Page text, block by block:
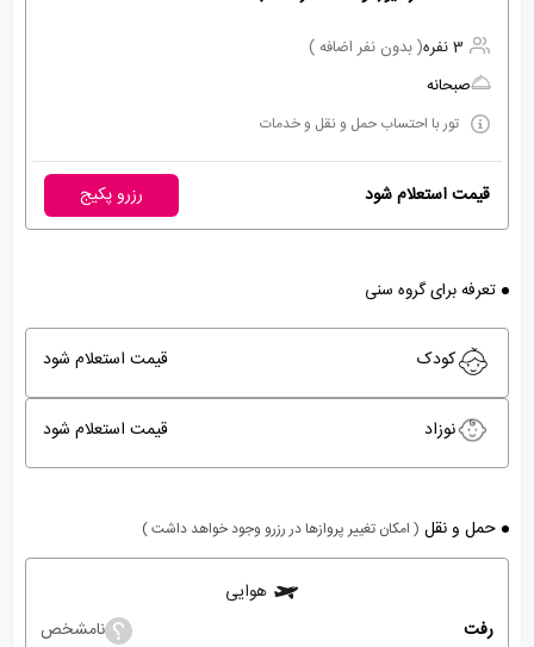
3 نفره
( بدون نفر اضافه )
صبحانه
تور با احتساب حمل و نقل و خدمات
قیمت استعلام شود رزرو پکیج
تعرفه برای گروه سنی
کودک قیمت استعلام شود
نوزاد قیمت استعلام شود
حمل و نقل ( امکان تغییر پروازها در رزرو وجود خواهد داشت )
هوایی
رفت
نامشخص